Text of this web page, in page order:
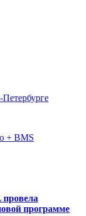
+ BMS
программе